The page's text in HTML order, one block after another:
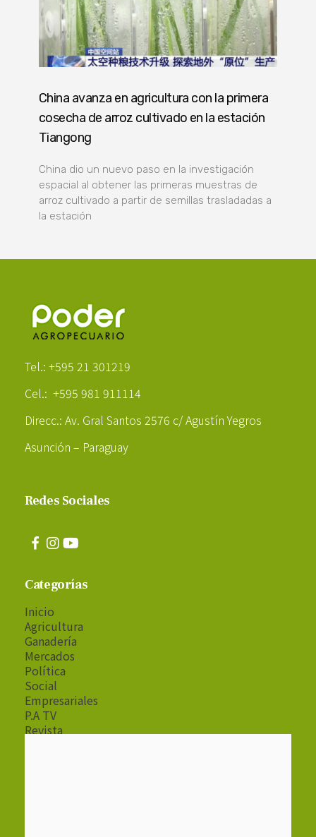
China avanza en agricultura con la primera
cosecha de arroz cultivado en la estación
Tiangong
China dio un nuevo paso en la investigación
espacial al obtener las primeras muestras de
arroz cultivado a partir de semillas trasladadas a
la estación
Tel.: +595 21 301219
Cel.: +595 981 911114
Direcc.: Av. Gral Santos 2576 c/ Agustín Yegros
Asunción – Paraguay
Redes Sociales
Categorías
Inicio
Agricultura
Ganadería
Mercados
Política
Social
Empresariales
P.A TV
Revista